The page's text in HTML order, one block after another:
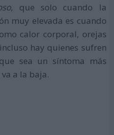
, que solo cuando la
muy elevada es cuando
calor corporal, orejas
hay quienes sufren
sea un síntoma más
a la baja.